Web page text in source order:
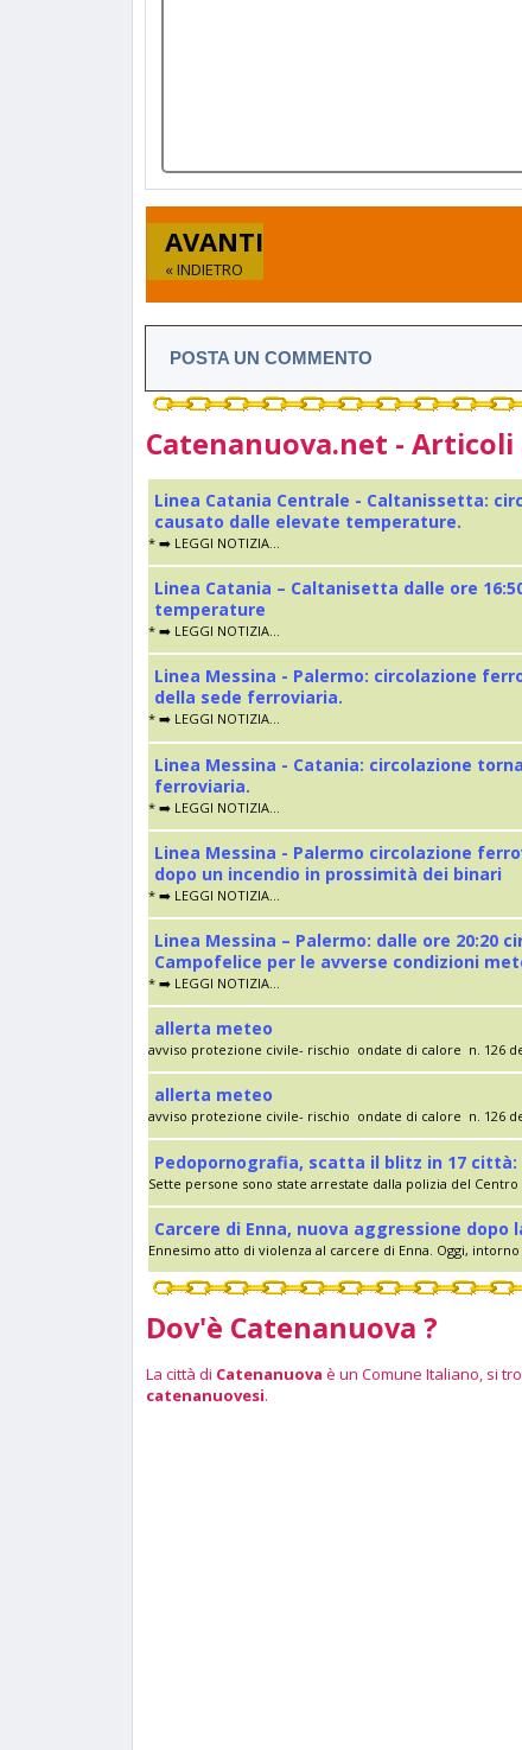
AVANTI
« INDIETRO
POSTA UN COMMENTO
Catenanuova.net -
Linea Catania Centrale - Caltanissetta:
causato dalle elevate temperature.
* ➡️ LEGGI NOTIZIA...
Linea Catania – Caltanisetta dalle ore
temperature
* ➡️ LEGGI NOTIZIA...
Linea Messina - Palermo: circolazione
della sede ferroviaria.
* ➡️ LEGGI NOTIZIA...
Linea Messina - Catania: circolazione
ferroviaria.
* ➡️ LEGGI NOTIZIA...
Linea Messina - Palermo circolazione
dopo un incendio in prossimità dei binari
* ➡️ LEGGI NOTIZIA...
Linea Messina – Palermo: dalle ore
Campofelice per le avverse condizioni
* ➡️ LEGGI NOTIZIA...
allerta meteo
avviso protezione civile- rischio ondate di calore n. 126
allerta meteo
avviso protezione civile- rischio ondate di calore n. 126
Pedopornografia, scatta il blitz in 17
Sette persone sono state arrestate dalla polizia del
Carcere di Enna, nuova aggressione
Ennesimo atto di violenza al carcere di Enna. Oggi,
Dov'è Catenanuova ?
La città di Catenanuova è un Comune Italiano, si
catenanuovesi.